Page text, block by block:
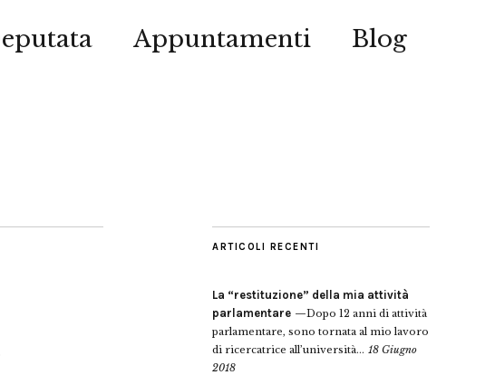
Appuntamenti Blog
ARTICOLI RECENTI
La “restituzione” della mia attività
parlamentare
Dopo 12 anni di attività
parlamentare, sono tornata al mio lavoro
di ricercatrice all’università... 18 Giugno
2018